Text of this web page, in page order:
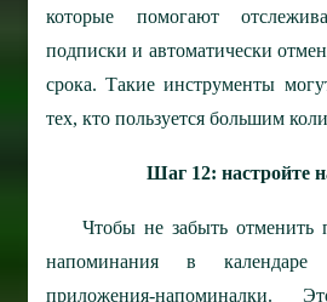
которые помогают
подписки и автоматически
срока. Такие инструменты
тех, кто пользуется большим
Шаг 12: настройте
Чтобы не забыть отменить
напоминания в календаре
приложения-напоминалки.